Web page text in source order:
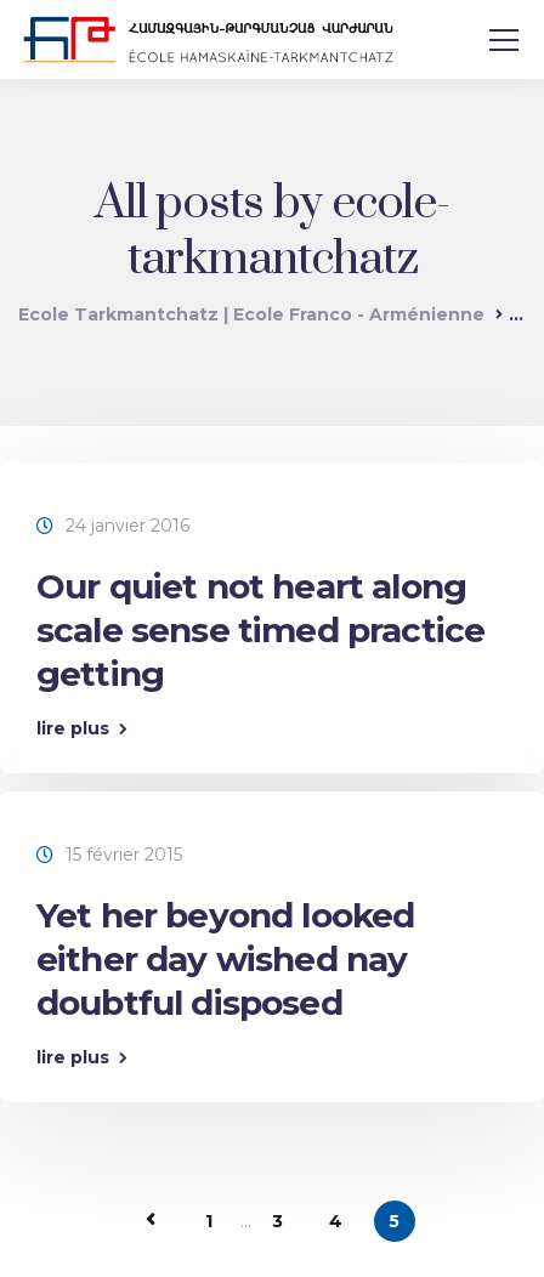
All posts by ecole-
tarkmantchatz
Ecole Tarkmantchatz | Ecole Franco - Arménienne
24 janvier 2016
Our quiet not heart along
scale sense timed practice
getting
lire plus
15 février 2015
Yet her beyond looked
either day wished nay
doubtful disposed
lire plus
1 ... 3 4 5